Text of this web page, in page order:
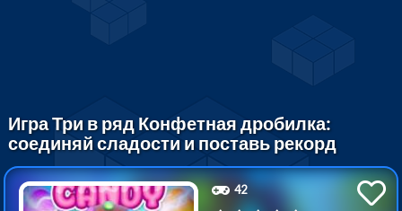
Игра Три в ряд Конфетная дробилка:
соединяй сладости и поставь рекорд
42